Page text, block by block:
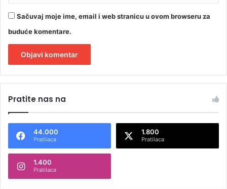
Sačuvaj moje ime, email i web stranicu u ovom browseru za
buduće komentare.
t
n
t
Pratite nas na
44.000
Pratilaca
1.800
Pratilaca
1.400
Pratilaca